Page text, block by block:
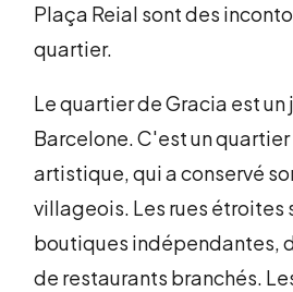
Plaça Reial sont des
quartier.
Le quartier de Gracia est un
Barcelone. C'est un
artistique, qui a conservé
villageois. Les rues étroites
boutiques indépendantes,
de restaurants branchés.